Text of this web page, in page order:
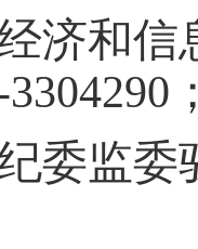
济和信
委监委